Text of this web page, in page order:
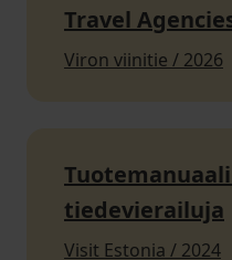
Travel
Viron viinitie / 2026
tiedevierailuja
Visit Estonia / 2024